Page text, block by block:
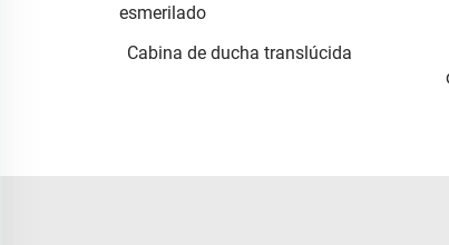
esmerilado
Cabina de ducha translúcida